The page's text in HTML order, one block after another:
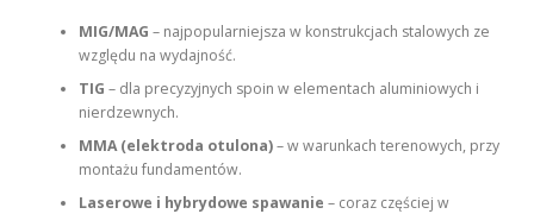
MIG/MAG – najpopularniejsza w konstrukcjach stalowych ze
względu na wydajność.
TIG – dla precyzyjnych spoin w elementach aluminiowych i
nierdzewnych.
MMA (elektroda otulona)– w warunkach terenowych, przy
montażu fundamentów.
Laserowe i hybrydowe spawanie – coraz częściej w